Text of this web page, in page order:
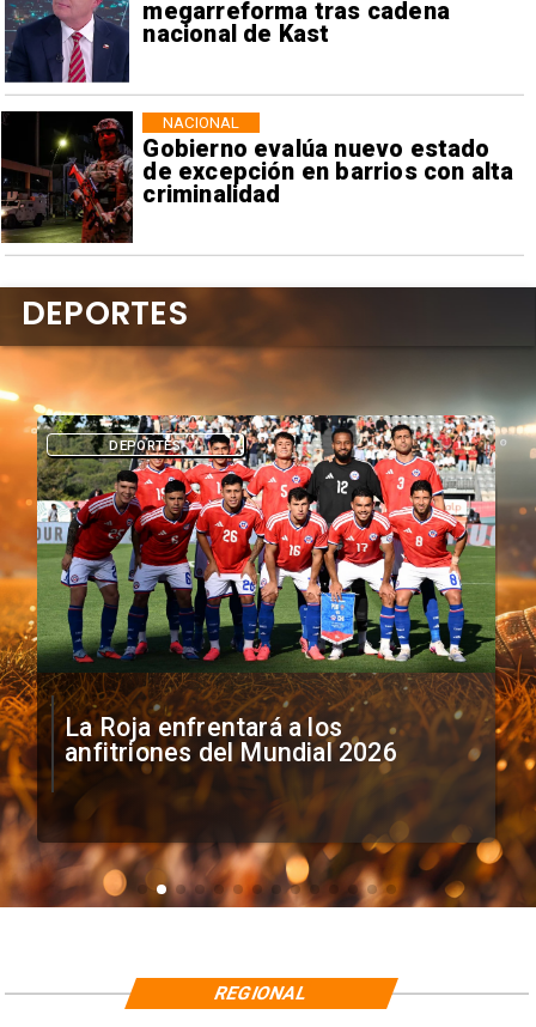
megarreforma tras cadena
nacional de Kast
Gobierno evalúa nuevo estado
de excepción en barrios con alta
criminalidad
NACIONAL
La Roja enfrentará a los
anfitriones del Mundial 2026
DEPORTES
DEPORTES
REGIONAL